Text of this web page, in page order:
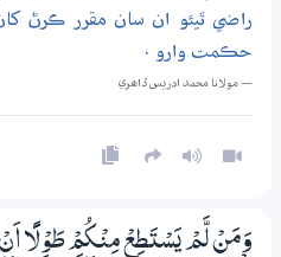
راضي ٿيئو ان سان مقرر ڪرڻ
حڪمت وارو .
— مولانا محمد ادريس ڏاھري
وَمَنْ لَّمْ يَسْتَطِعْ مِنْكُمْ طَوْلًا